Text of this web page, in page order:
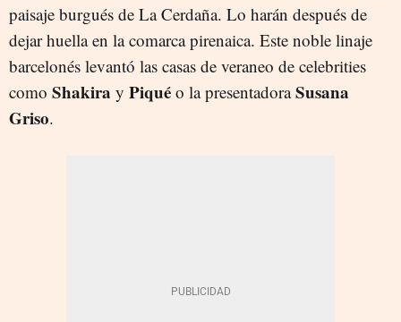
paisaje burgués de La Cerdaña. Lo harán después de
dejar huella en la comarca pirenaica. Este noble linaje
barcelonés levantó las casas de veraneo de celebrities
como Shakira y Piqué o la presentadoraSusana
Griso.